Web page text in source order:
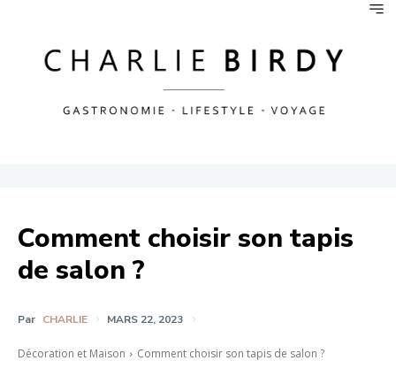
Comment choisir son tapis
de salon ?
Par CHARLIE MARS 22, 2023
Décoration et Maison Comment choisir son tapis de salon ?